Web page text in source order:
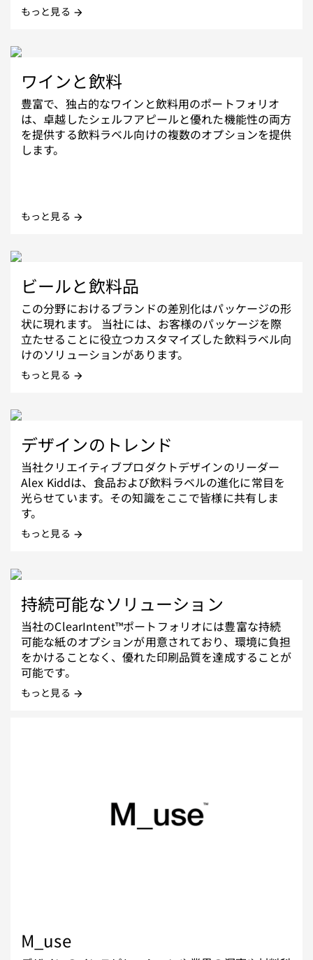
もっと見る arrow_forward
ワインと飲料
豊富で、独占的なワインと飲料用のポートフォリオ
は、卓越したシェルフアピールと優れた機能性の両方
を提供する飲料ラベル向けの複数のオプションを提供
します。
もっと見る arrow_forward
ビールと飲料品
この分野におけるブランドの差別化はパッケージの形
状に現れます。 当社には、お客様のパッケージを際
立たせることに役立つカスタマイズした飲料ラベル向
けのソリューションがあります。
もっと見る arrow_forward
デザインのトレンド
当社クリエイティブプロダクトデザインのリーダー
Alex Kiddは、食品および飲料ラベルの進化に常目を
光らせています。その知識をここで皆様に共有しま
す。
もっと見る arrow_forward
持続可能なソリューション
当社のClearIntent™ポートフォリオには豊富な持続
可能な紙のオプションが用意されており、環境に負担
をかけることなく、優れた印刷品質を達成することが
可能です。
もっと見る arrow_forward
M_use